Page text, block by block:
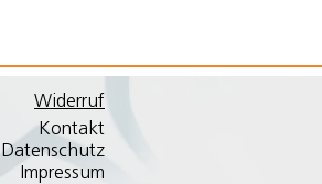
Widerruf
Kontakt
Datenschutz
Impressum